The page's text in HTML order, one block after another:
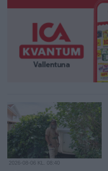
2026-08-06 KL. 08:40